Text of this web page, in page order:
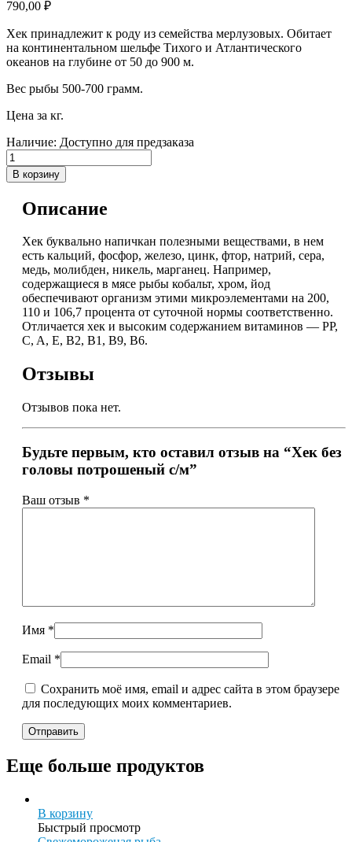
790,00 ₽
Хек принадлежит к роду из семейства мерлузовых. Обитает
на континентальном шельфе Тихого и Атлантического
океанов на глубине от 50 до 900 м.
Вес рыбы 500-700 грамм.
Цена за кг.
Наличие: Доступно для предзаказа
В корзину
Описание
Хек буквально напичкан полезными веществами, в нем
есть кальций, фосфор, железо, цинк, фтор, натрий, сера,
медь, молибден, никель, марганец. Например,
содержащиеся в мясе рыбы кобальт, хром, йод
обеспечивают организм этими микроэлементами на 200,
110 и 106,7 процента от суточной нормы соответственно.
Отличается хек и высоким содержанием витаминов — PP,
C, A, E, B2, B1, B9, B6.
Отзывы
Отзывов пока нет.
Будьте первым, кто оставил отзыв на “Хек без
головы потрошеный с/м”
Ваш отзыв *
Имя *
Email *
Сохранить моё имя, email и адрес сайта в этом браузере
для последующих моих комментариев.
Еще больше продуктов
В корзину
Быстрый просмотр